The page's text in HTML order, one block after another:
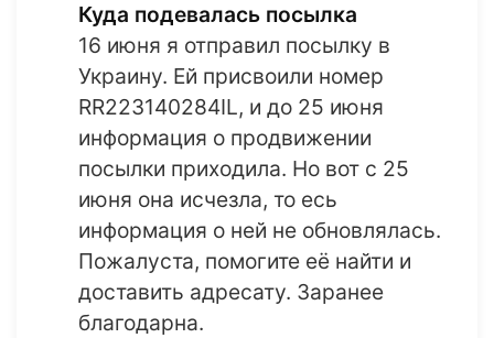
Куда подевалась посылка
16 июня я отправил посылку в
Украину. Ей присвоили номер
RR223140284IL, и до 25 июня
информация о продвижении
посылки приходила. Но вот с 25
июня она исчезла, то есь
информация о ней не обновлялась.
Пожалуста, помогите её найти и
доставить адресату. Заранее
благодарна.